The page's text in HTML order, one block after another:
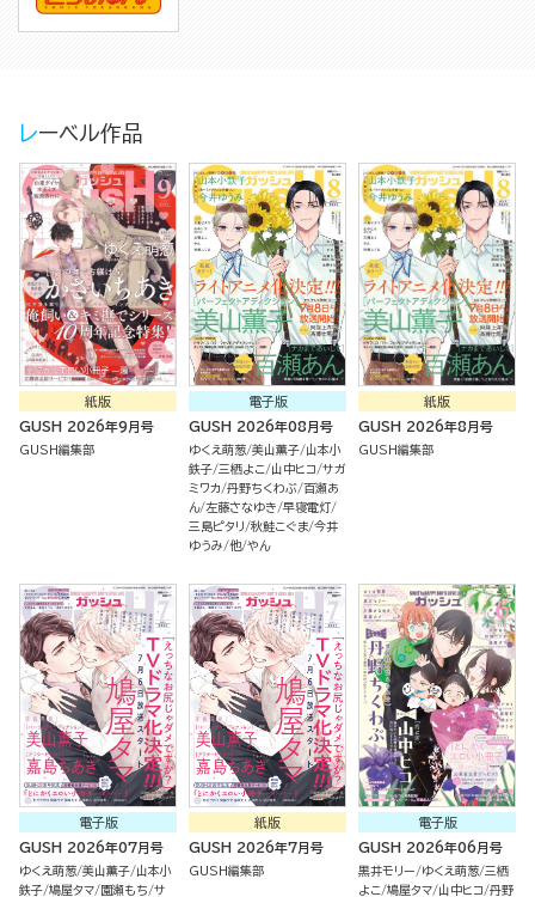
レーベル作品
紙版
GUSH 2026年9月号
GUSH編集部
電子版
GUSH 2026年08月号
ゆくえ萌葱 美山薫子 山本小
鉄子 三栖よこ 山中ヒコ サガ
ミワカ 丹野ちくわぶ 百瀬あ
ん 左藤さなゆき 早寝電灯
三島ピタリ
秋鮭こぐま 今井
ゆうみ 他 やん
紙版
GUSH 2026年8月号
GUSH編集部
電子版
GUSH 2026年07月号
ゆくえ萌葱 美山薫子 山本小
鉄子 鳩屋タマ 園瀬もち サ
紙版
GUSH 2026年7月号
GUSH編集部
電子版
GUSH 2026年06月号
黒井モリー ゆくえ萌葱 三栖
よこ 鳩屋タマ 山中ヒコ 丹野